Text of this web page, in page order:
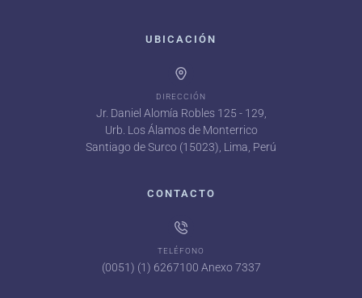
UBICACIÓN
DIRECCIÓN
Jr. Daniel Alomía Robles 125 - 129,
Urb. Los Álamos de Monterrico
Santiago de Surco (15023), Lima, Perú
CONTACTO
TELÉFONO
(0051) (1) 6267100 Anexo 7337